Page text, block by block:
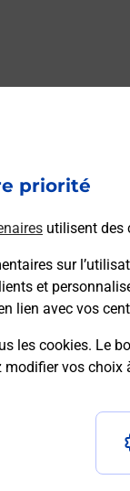
priorité
utilisent des
sur
et
lien avec vos
les cookies. Le
vos